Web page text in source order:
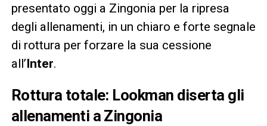
presentato oggi a Zingonia per la ripresa
degli allenamenti, in un chiaro e forte segnale
di rottura per forzare la sua cessione
all’Inter.
Rottura totale: Lookman diserta gli
allenamenti a Zingonia